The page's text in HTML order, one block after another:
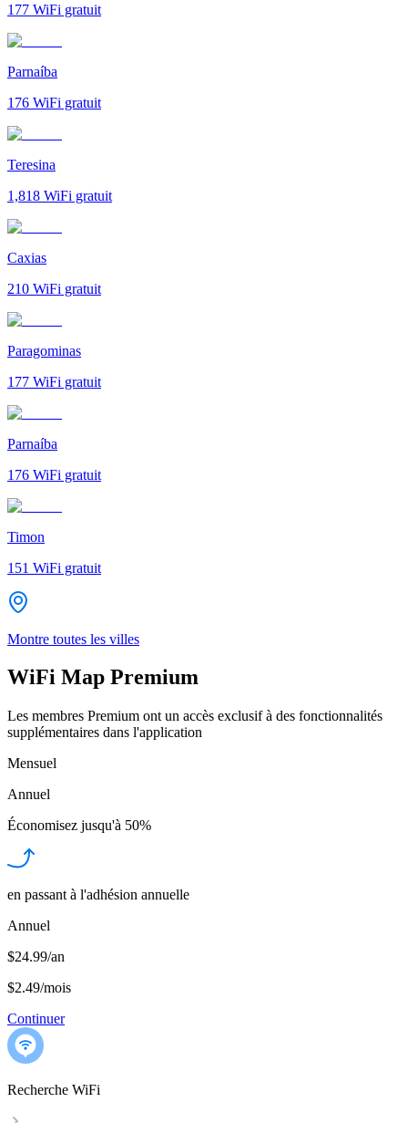
177 WiFi gratuit
Parnaíba
176 WiFi gratuit
Teresina
1,818 WiFi gratuit
Caxias
210 WiFi gratuit
Paragominas
177 WiFi gratuit
Parnaíba
176 WiFi gratuit
Timon
151 WiFi gratuit
Montre toutes les villes
WiFi Map Premium
Les membres Premium ont un accès exclusif à des fonctionnalités
supplémentaires dans l'application
Mensuel
Annuel
Économisez jusqu'à 50%
en passant à l'adhésion annuelle
Annuel
$24.99/an
$2.49/mois
Continuer
Recherche WiFi